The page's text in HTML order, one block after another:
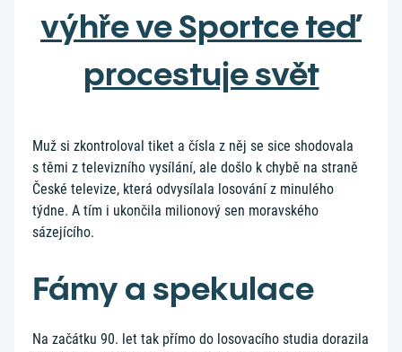
výhře ve Sportce teď
procestuje svět
Muž si zkontroloval tiket a čísla z něj se sice shodovala
s těmi z televizního vysílání, ale došlo k chybě na straně
České televize, která odvysílala losování z minulého
týdne. A tím i ukončila milionový sen moravského
sázejícího.
Fámy a spekulace
Na začátku 90. let tak přímo do losovacího studia dorazila